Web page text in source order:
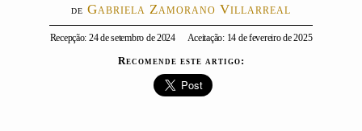
Gabriela Zamorano Villarreal
Recepção: 24 de setembro de 2024 Aceitação: 14 de fevereiro de 2025
Recomende este artigo: